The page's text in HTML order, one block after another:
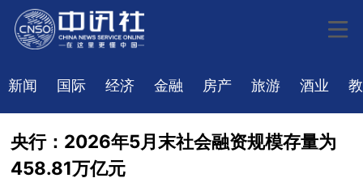
新闻 国际 经济 金融 房产 旅游 酒业
央行：2026年5月末社会融资规模存量为
458.81万亿元